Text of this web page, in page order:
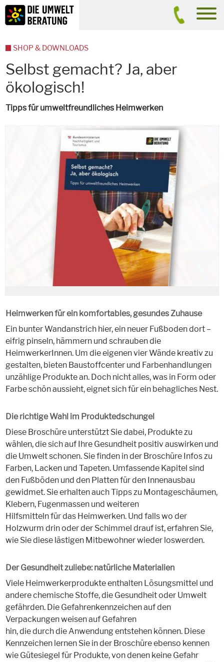
Inhalt
Suche
Selbst gemacht? Ja, aber
ökologisch!
Tipps für umweltfreundliches Heimwerken
Heimwerken für ein komfortables, gesundes Zuhause
Ein bunter Wandanstrich hier, ein neuer Fußboden dort –
eifrig pinseln, hämmern und schrauben die
HeimwerkerInnen. Um die eigenen vier Wände kreativ zu
gestalten, bieten Baustoffcenter und Farbenhandlungen
unzählige Produkte an. Doch nicht alles, was in Form oder
Farbe schön aussieht, eignet sich für ein behagliches Nest.
Die richtige Wahl im Produktedschungel
Diese Broschüre unterstützt Sie dabei, Produkte zu
wählen, die sich auf Ihre Gesundheit positiv auswirken und
die Umwelt schonen. Sie finden in der Broschüre Infos zu
Farben, Lacken und Tapeten. Umfassende Kapitel sind
den Fußböden und den Platten für den Innenausbau
gewidmet. Sie erhalten auch Tipps zu Montageschäumen,
Klebern, Fugenmassen und weiteren
Hilfsmitteln für das Heimwerken. Und falls wo der
Holzwurm drin oder der Schimmel drauf ist, erfahren Sie,
wie Sie diese lästigen Mitbewohner wieder loswerden.
Der Gesundheit zuliebe: natürliche Materialien
Viele Heimwerkerprodukte enthalten Lösungsmittel und
andere chemische Stoffe, die Gesundheit oder Umwelt
gefährden. Die Gefahrenkennzeichen auf den
Verpackungen weisen auf Gefahren
hin, die durch die Anwendung entstehen können. Diese
Kennzeichen lernen Sie in der Broschüre ebenso kennen
wie Gütesiegel für Produkte, von denen keine Gefahr
SHOP & DOWNLOADS